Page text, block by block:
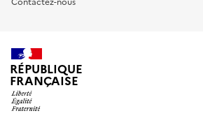
RÉPUBLIQUE
FRANÇAISE